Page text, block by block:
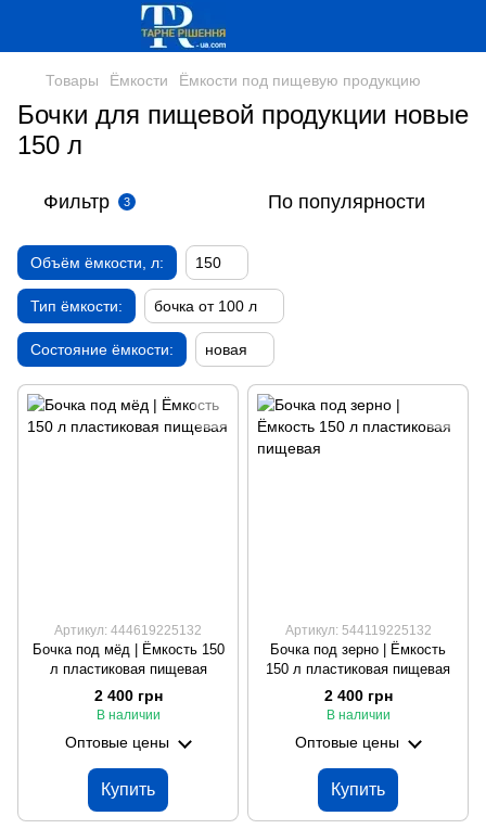
Товары Ёмкости Ёмкости под пищевую продукцию
Бочки для пищевой продукции новые
150 л
Фильтр 3 По популярности
Объём ёмкости, л: 150
Тип ёмкости: бочка от 100 л
Состояние ёмкости: новая
Артикул: 444619225132
Бочка под мёд | Ёмкость 150
л пластиковая пищевая
2 400 грн
В наличии
Оптовые цены
Купить
Артикул: 544119225132
Бочка под зерно | Ёмкость
150 л пластиковая пищевая
2 400 грн
В наличии
Оптовые цены
Купить